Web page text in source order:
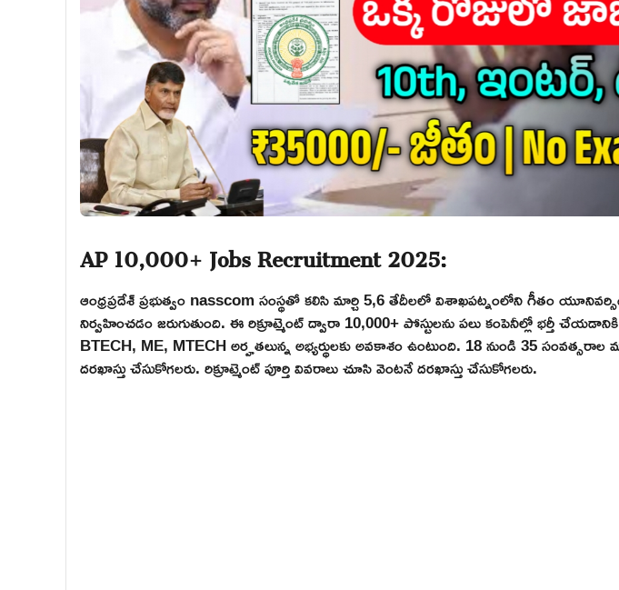
AP 10,000+ Jobs Recruitment 2025:
ఆంధ్రప్రదేశ్ ప్రభుత్వం nasscom సంస్థతో కలిసి మార్చి 5,6 తేదీలలో విశాఖపట్నంలోని గీతం
నిర్వహించడం జరుగుతుంది. ఈ రిక్రూట్మెంట్ ద్వారా 10,000+ పోస్టులను పలు కంపెనీల్లో భర్తీ
BTECH, ME, MTECH అర్హతలున్న అభ్యర్థులకు అవకాశం ఉంటుంది. 18 నుండి 35 సంవత్సరాల
దరఖాస్తు చేసుకోగలరు. రిక్రూట్మెంట్ పూర్తి వివరాలు చూసి వెంటనే దరఖాస్తు చేసుకోగలరు.